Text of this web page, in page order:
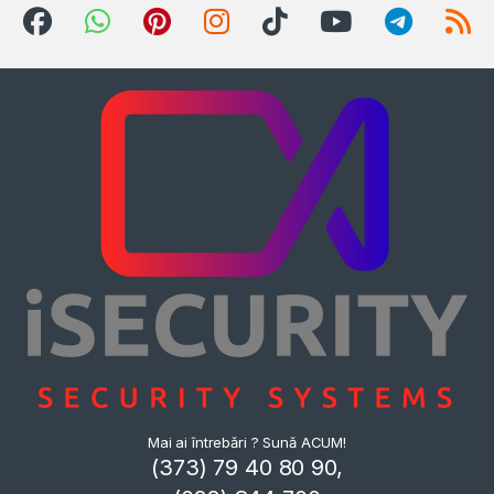
Mai ai întrebări ? Sună ACUM!
(373) 79 40 80 90,